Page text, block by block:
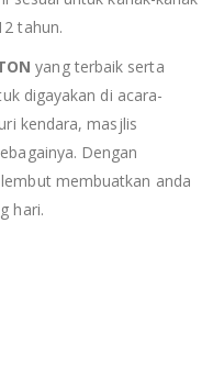
tahun.
yang terbaik serta
digayakan di acara-
kendara, masjlis
Dengan
membuatkan anda
hari.